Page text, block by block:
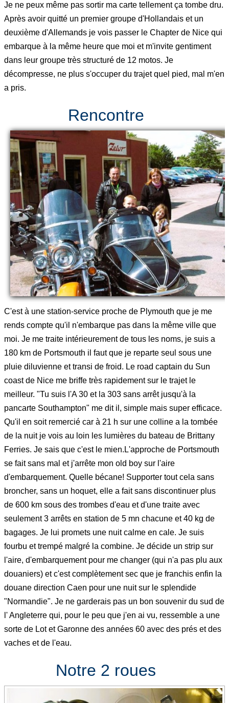
Je ne peux même pas sortir ma carte tellement ça tombe dru.
Après avoir quitté un premier groupe d'Hollandais et un
deuxième d'Allemands je vois passer le Chapter de Nice qui
embarque à la même heure que moi et m'invite gentiment
dans leur groupe très structuré de 12 motos. Je
décompresse, ne plus s'occuper du trajet quel pied, mal m'en
a pris.
Rencontre
C'est à une station-service proche de Plymouth que je me
rends compte qu'il n'embarque pas dans la même ville que
moi. Je me traite intérieurement de tous les noms, je suis a
180 km de Portsmouth il faut que je reparte seul sous une
pluie diluvienne et transi de froid. Le road captain du Sun
coast de Nice me briffe très rapidement sur le trajet le
meilleur. "Tu suis l'A 30 et la 303 sans arrêt jusqu'à la
pancarte Southampton" me dit il, simple mais super efficace.
Qu'il en soit remercié car à 21 h sur une colline a la tombée
de la nuit je vois au loin les lumières du bateau de Brittany
Ferries. Je sais que c'est le mien.L'approche de Portsmouth
se fait sans mal et j'arrête mon old boy sur l'aire
d'embarquement. Quelle bécane! Supporter tout cela sans
broncher, sans un hoquet, elle a fait sans discontinuer plus
de 600 km sous des trombes d'eau et d'une traite avec
seulement 3 arrêts en station de 5 mn chacune et 40 kg de
bagages. Je lui promets une nuit calme en cale. Je suis
fourbu et trempé malgré la combine. Je décide un strip sur
l'aire, d'embarquement pour me changer (qui n'a pas plu aux
douaniers) et c'est complètement sec que je franchis enfin la
douane direction Caen pour une nuit sur le splendide
"Normandie". Je ne garderais pas un bon souvenir du sud de
l' Angleterre qui, pour le peu que j'en ai vu, ressemble a une
sorte de Lot et Garonne des années 60 avec des prés et des
vaches et de l'eau.
Notre 2 roues